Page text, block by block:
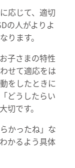
応じて、適切
の人がよりよ
ります。
子さまの特性
せて適応をは
をしたときに
どうしたらい
切です。
かったね」な
かるよう具体